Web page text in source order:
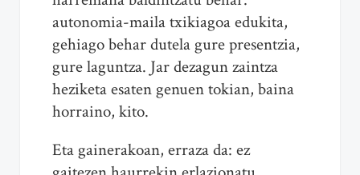
autonomia-maila txikiagoa edukita,
gehiago behar dutela gure presentzia,
gure laguntza. Jar dezagun zaintza
heziketa esaten genuen tokian, baina
horraino, kito.
Eta gainerakoan, erraza da: ez